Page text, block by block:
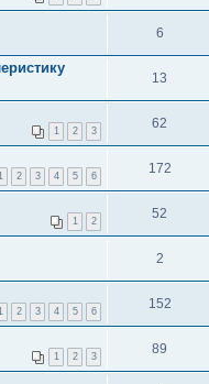
6
13
1 2 3 62
1 2 3 4 5 6 172
1 2 52
2
1 2 3 4 5 6 152
1 2 3 89